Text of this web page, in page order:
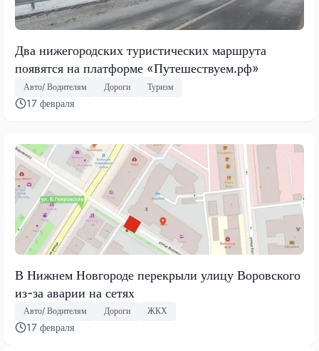
Два нижегородских туристических маршрута
появятся на платформе «Путешествуем.рф»
Авто/ Водителям Дороги Туризм
17 февраля
В Нижнем Новгороде перекрыли улицу Воровского
из-за аварии на сетях
Авто/ Водителям Дороги ЖКХ
17 февраля